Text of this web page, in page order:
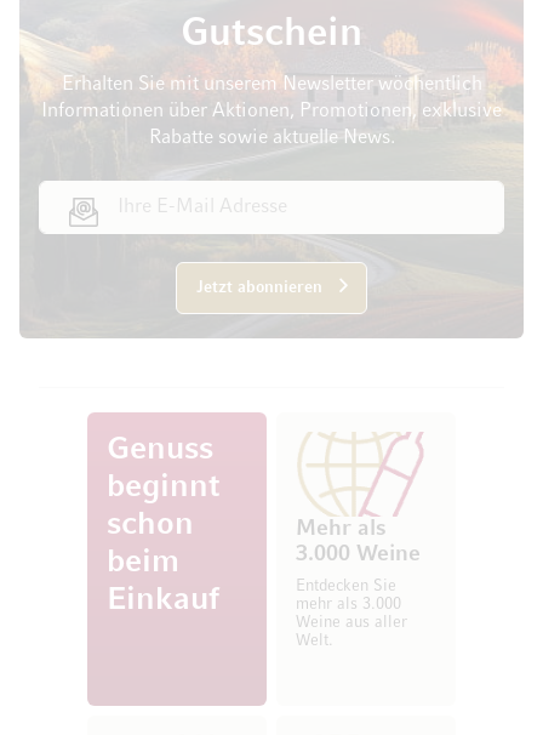
Gutschein
Erhalten Sie mit unserem Newsletter wöchentlich
Informationen über Aktionen, Promotionen, exklusive
Rabatte sowie aktuelle News.
Jetzt abonnieren
Genuss
beginnt
schon
beim
Einkauf
Mehr als
3.000 Weine
Entdecken Sie
mehr als 3.000
Weine aus aller
Welt.